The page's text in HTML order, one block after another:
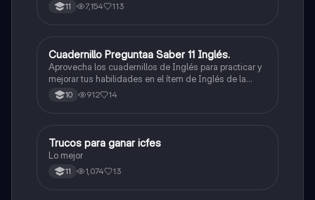
11 7,154 113
ICFES: Inglés
Cuadernillo Preguntaa Saber 11 Inglés.
Aprovecha los cuadernillos de Inglés para practicar y
mejorar tus habilidades en el ítem de Inglés de la
Prueba Saber 11. 🫡
10 912 14
Química
Trucos para ganar icfes
Lo mejor
11 1,074 13